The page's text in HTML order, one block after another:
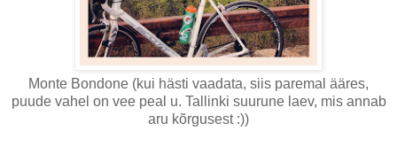
Monte Bondone (kui hästi vaadata, siis paremal ääres,
puude vahel on vee peal u. Tallinki suurune laev, mis annab
aru kõrgusest :))